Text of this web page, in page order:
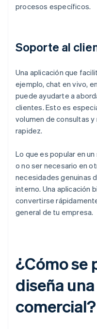
procesos específicos.
Soporte al
Una aplicación que
ejemplo, chat en vivo,
puede ayudarte a
clientes. Esto es
volumen de consultas
rapidez.
Lo que es popular en
o no ser necesario en
necesidades genuinas
interno. Una aplicación
convertirse
general de tu empresa.
¿Cómo se
diseña
comercial?